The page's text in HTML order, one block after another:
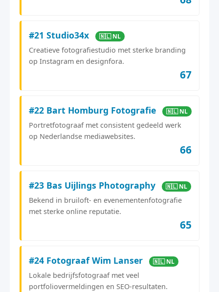
#21 Studio34x 🇳🇱 NL
Creatieve fotografiestudio met sterke branding
op Instagram en designfora.
67
#22 Bart Homburg Fotografie 🇳🇱 NL
Portretfotograaf met consistent gedeeld werk
op Nederlandse mediawebsites.
66
#23 Bas Uijlings Photography 🇳🇱 NL
Bekend in bruiloft- en evenementenfotografie
met sterke online reputatie.
65
#24 Fotograaf Wim Lanser 🇳🇱 NL
Lokale bedrijfsfotograaf met veel
portfoliovermeldingen en SEO-resultaten.